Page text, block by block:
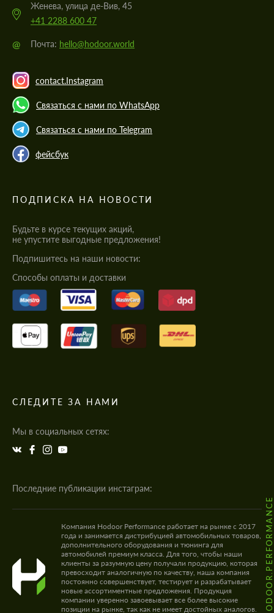
Женева, улица де-Вив, 45
+41 2288 600 47
@ Почта: hello@hodoor.world
contact.Instagram
Связаться с нами по WhatsApp
Связаться с нами по Telegram
фейсбук
ПОДПИСКА НА НОВОСТИ
Будьте в курсе текущих акций,
не упустите выгодные предложения!
Подпишитесь на наши новости:
Cпособы оплаты и доставки
СЛЕДИТЕ ЗА НАМИ
Мы в социальных сетях:
Последние публикации инстаграм:
@HODOOR.PERFORMANCE
Компания Hodoor Performance работает на рынке с 2017
года и занимается дистрибуцией автомобильных товаров,
дополнительного оборудования и тюнинга для
автомобилей премиум класса. Для того, чтобы наши
клиенты за разумную цену получали продукцию, которая
превосходит аналогичную по качеству, наша компания
постоянно совершенствует, тестирует и разрабатывает
новые ассортиментные предложения. Продукция
компании уверенно завоевывает все более высокие
позиции на рынке, так как не имеет достойных аналогов.